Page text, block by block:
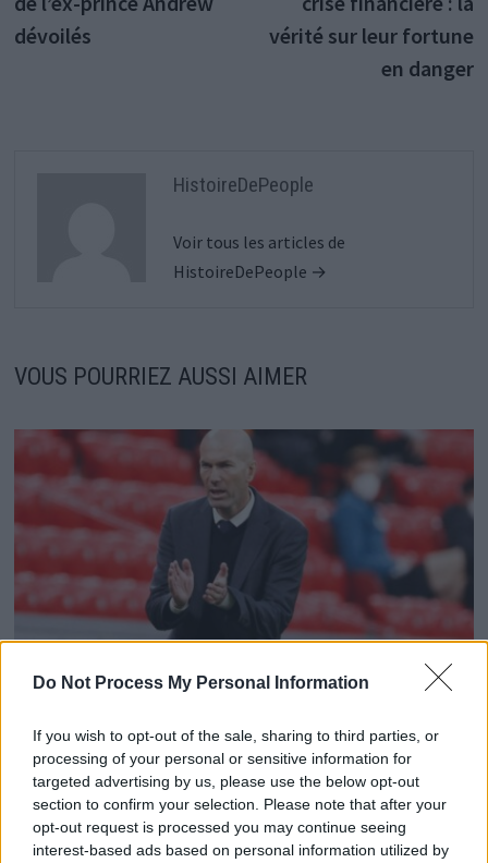
Do Not Process My Personal Information
If you wish to opt-out of the sale, sharing to third parties, or
processing of your personal or sensitive information for
targeted advertising by us, please use the below opt-out
section to confirm your selection. Please note that after your
opt-out request is processed you may continue seeing
interest-based ads based on personal information utilized by
l’article
dévoilés
vérité sur leur fortune
en danger
HistoireDePeople
Voir tous les articles de
HistoireDePeople →
VOUS POURRIEZ AUSSI AIMER
Zinedine Zidane réagit au transfert de Kylian Mbappé
au Real Madrid
7 juin 2024